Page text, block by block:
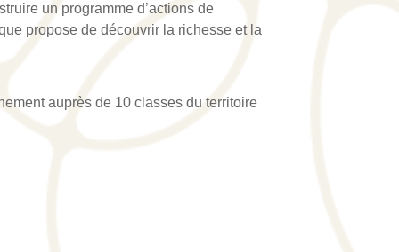
un programme d’actions de
propose de découvrir la richesse et la
auprès de 10 classes du territoire